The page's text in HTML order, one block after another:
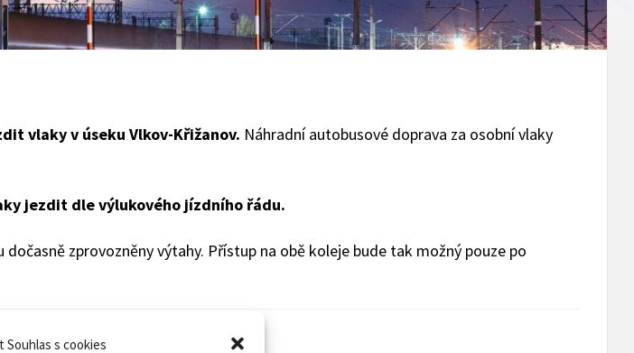
Souhlas s cookies
vlaky v úseku Vlkov-Křižanov. Náhradní autobusové doprava za osobní vlaky
jezdit dle výlukového jízdního řádu.
dočasně zprovozněny výtahy. Přístup na obě koleje bude tak možný pouze po